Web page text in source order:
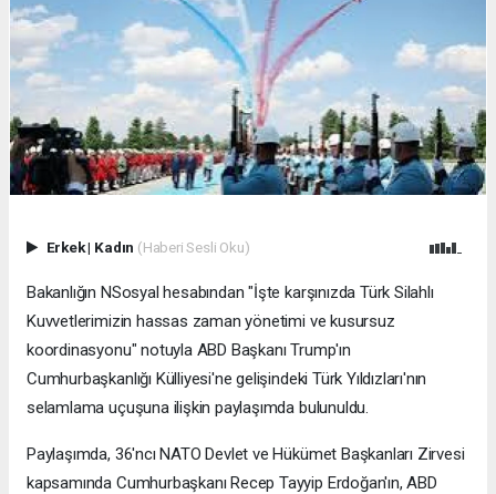
Erkek| Kadın (Haberi Sesli Oku)
Bakanlığın NSosyal hesabından "İşte karşınızda Türk Silahlı
Kuvvetlerimizin hassas zaman yönetimi ve kusursuz
koordinasyonu" notuyla ABD Başkanı Trump'ın
Cumhurbaşkanlığı Külliyesi'ne gelişindeki Türk Yıldızları'nın
selamlama uçuşuna ilişkin paylaşımda bulunuldu.
Paylaşımda, 36'ncı NATO Devlet ve Hükümet Başkanları Zirvesi
kapsamında Cumhurbaşkanı Recep Tayyip Erdoğan'ın, ABD